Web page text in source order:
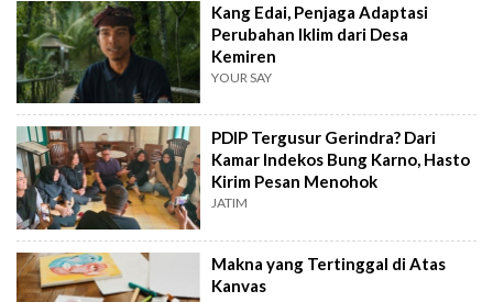
Kang Edai, Penjaga Adaptasi
Perubahan Iklim dari Desa
Kemiren
YOUR SAY
PDIP Tergusur Gerindra? Dari
Kamar Indekos Bung Karno, Hasto
Kirim Pesan Menohok
JATIM
Makna yang Tertinggal di Atas
Kanvas